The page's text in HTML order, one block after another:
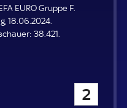
E
L
E
N
EURO Gruppe F.
18.06.2024.
Z
38.421.
2